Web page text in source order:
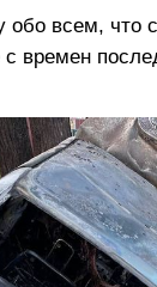
всем, что
времен